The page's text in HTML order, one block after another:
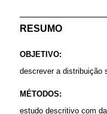
RESUMO
OBJETIVO:
descrever a distribuição
MÉTODOS:
estudo descritivo com